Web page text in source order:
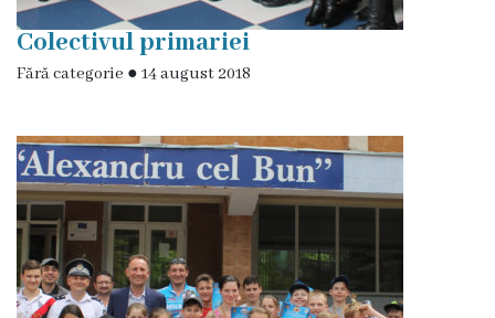
licitație
Transparența
în
proces
decizional
Colectivul primariei
Fără categorie ● 14 august 2018